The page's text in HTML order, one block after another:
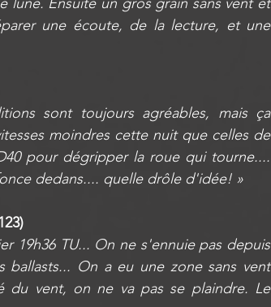
une écoute, de la lecture, et une
sont toujours agréables, mais ça
moindres cette nuit que celles de
pour dégripper la roue qui tourne....
dedans.... quelle drôle d'idée! »
19h36 TU... On ne s'ennuie pas depuis
On a eu une zone sans vent
du vent, on ne va pas se plaindre. Le